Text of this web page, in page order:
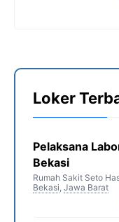
Loker
Pelaksana
Bekasi
Rumah Sakit Seto
Bekasi, Jawa Barat